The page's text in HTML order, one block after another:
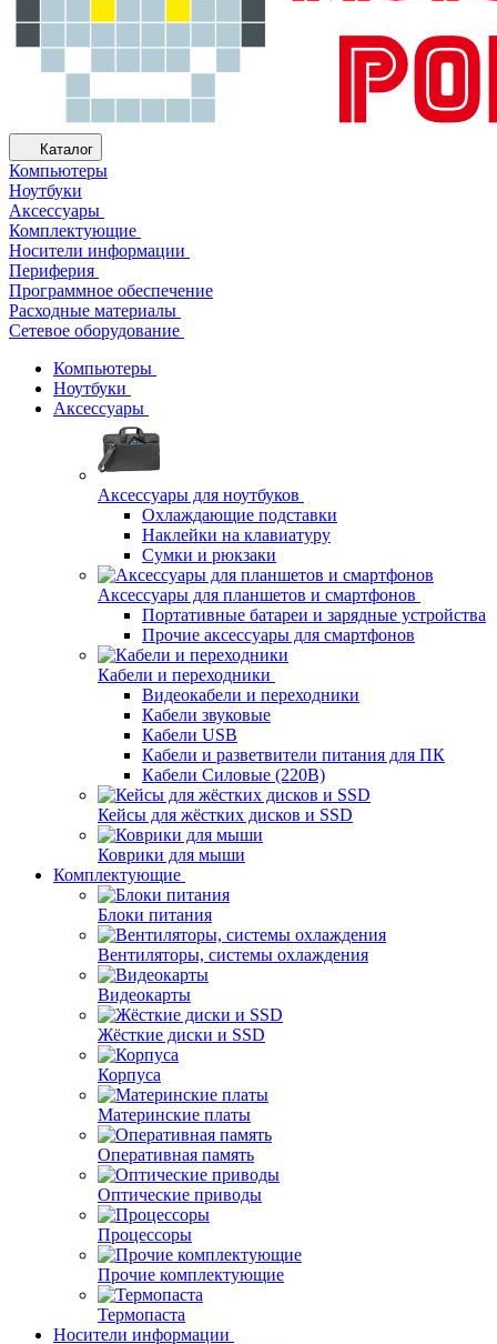
Каталог
Компьютеры
Ноутбуки
Аксессуары
Комплектующие
Носители информации
Периферия
Программное обеспечение
Расходные материалы
Сетевое оборудование
Компьютеры
Ноутбуки
Аксессуары
Аксессуары для ноутбуков
Охлаждающие подставки
Наклейки на клавиатуру
Сумки и рюкзаки
Аксессуары для планшетов и смартфонов
Портативные батареи и зарядные устройства
Прочие аксессуары для смартфонов
Кабели и переходники
Видеокабели и переходники
Кабели звуковые
Кабели USB
Кабели и разветвители питания для ПК
Кабели Силовые (220В)
Кейсы для жёстких дисков и SSD
Коврики для мыши
Комплектующие
Блоки питания
Вентиляторы, системы охлаждения
Видеокарты
Жёсткие диски и SSD
Корпуса
Материнские платы
Оперативная память
Оптические приводы
Процессоры
Прочие комплектующие
Термопаста
Носители информации